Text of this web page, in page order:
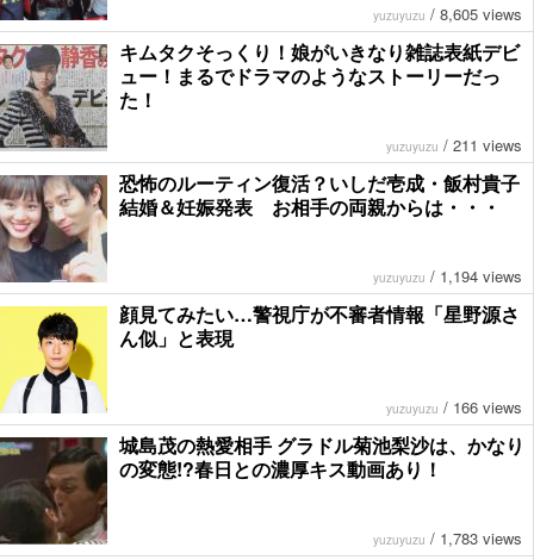
yuzuyuzu / 8,605 views
キムタクそっくり！娘がいきなり雑誌表紙デビ
ュー！まるでドラマのようなストーリーだっ
た！
yuzuyuzu / 211 views
恐怖のルーティン復活？いしだ壱成・飯村貴子
結婚＆妊娠発表 お相手の両親からは・・・
yuzuyuzu / 1,194 views
顔見てみたい…警視庁が不審者情報「星野源さ
ん似」と表現
yuzuyuzu / 166 views
城島茂の熱愛相手 グラドル菊池梨沙は、かなり
の変態!?春日との濃厚キス動画あり！
yuzuyuzu / 1,783 views